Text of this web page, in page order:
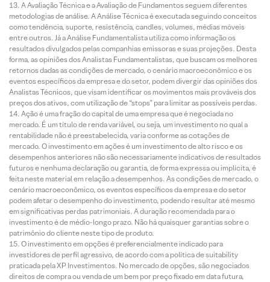
A Avaliação Técnica e a Avaliação de Fundamentos seguem diferentes
metodologias de análise. A Análise Técnica é executada seguindo conceitos
como tendência, suporte, resistência, candles, volumes, médias móveis
entre outros. Já a Análise Fundamentalista utiliza como informação os
resultados divulgados pelas companhias emissoras e suas projeções. Desta
forma, as opiniões dos Analistas Fundamentalistas, que buscam os melhores
retornos dadas as condições de mercado, o cenário macroeconômico e os
eventos específicos da empresa e do setor, podem divergir das opiniões dos
Analistas Técnicos, que visam identificar os movimentos mais prováveis dos
preços dos ativos, com utilização de “stops” para limitar as possíveis perdas.
Ação é uma fração do capital de uma empresa que é negociada no
mercado. É um título de renda variável, ou seja, um investimento no qual a
rentabilidade não é preestabelecida, varia conforme as cotações de
mercado. O investimento em ações é um investimento de alto risco e os
desempenhos anteriores não são necessariamente indicativos de resultados
futuros e nenhuma declaração ou garantia, de forma expressa ou implícita, é
feita neste material em relação a desempenhos. As condições de mercado, o
cenário macroeconômico, os eventos específicos da empresa e do setor
podem afetar o desempenho do investimento, podendo resultar até mesmo
em significativas perdas patrimoniais. A duração recomendada para o
investimento é de médio-longo prazo. Não há quaisquer garantias sobre o
patrimônio do cliente neste tipo de produto.
O investimento em opções é preferencialmente indicado para
investidores de perfil agressivo, de acordo com a política de suitability
praticada pela XP Investimentos. No mercado de opções, são negociados
direitos de compra ou venda de um bem por preço fixado em data futura,